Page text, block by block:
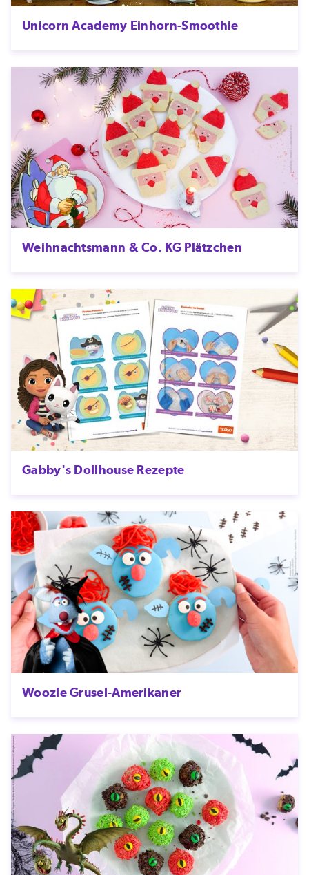
Unicorn Academy Einhorn-Smoothie
Weihnachtsmann & Co. KG Plätzchen
Gabby's Dollhouse Rezepte
Woozle Grusel-Amerikaner